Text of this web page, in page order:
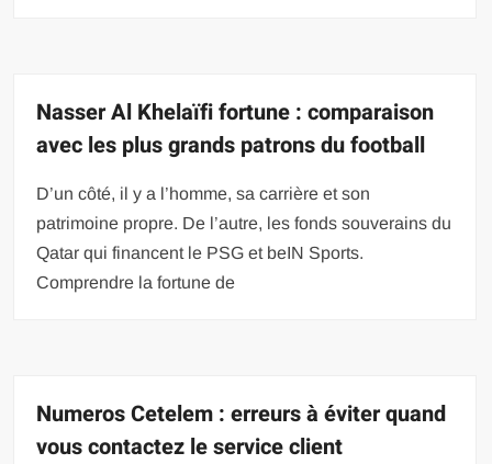
Nasser Al Khelaïfi fortune : comparaison
avec les plus grands patrons du football
D’un côté, il y a l’homme, sa carrière et son
patrimoine propre. De l’autre, les fonds souverains du
Qatar qui financent le PSG et beIN Sports.
Comprendre la fortune de
Numeros Cetelem : erreurs à éviter quand
vous contactez le service client